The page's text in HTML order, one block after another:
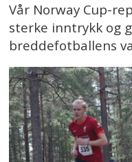
Vår Norway Cup-
sterke inntrykk og
breddefotballens